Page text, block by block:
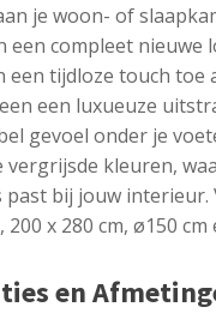
je woon- of
een compleet
een tijdloze touch toe
een luxueuze
gevoel onder je
vergrijsde kleuren,
past bij jouw
200 x 280 cm, ø150 cm
en